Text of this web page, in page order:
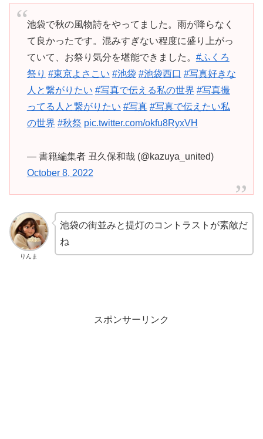
池袋で秋の風物詩をやってました。雨が降らなく
て良かったです。混みすぎない程度に盛り上がっ
ていて、お祭り気分を堪能できました。 #ふくろ
祭り #東京よさこい #池袋 #池袋西口 #写真好きな
人と繋がりたい #写真で伝える私の世界 #写真撮
ってる人と繋がりたい #写真 #写真で伝えたい私
の世界 #秋祭 pic.twitter.com/okfu8RyxVH
— 書籍編集者 丑久保和哉 (@kazuya_united)
October 8, 2022
りんま
池袋の街並みと提灯のコントラストが素敵だ
ね
スポンサーリンク